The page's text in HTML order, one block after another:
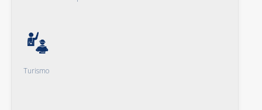
Turismo